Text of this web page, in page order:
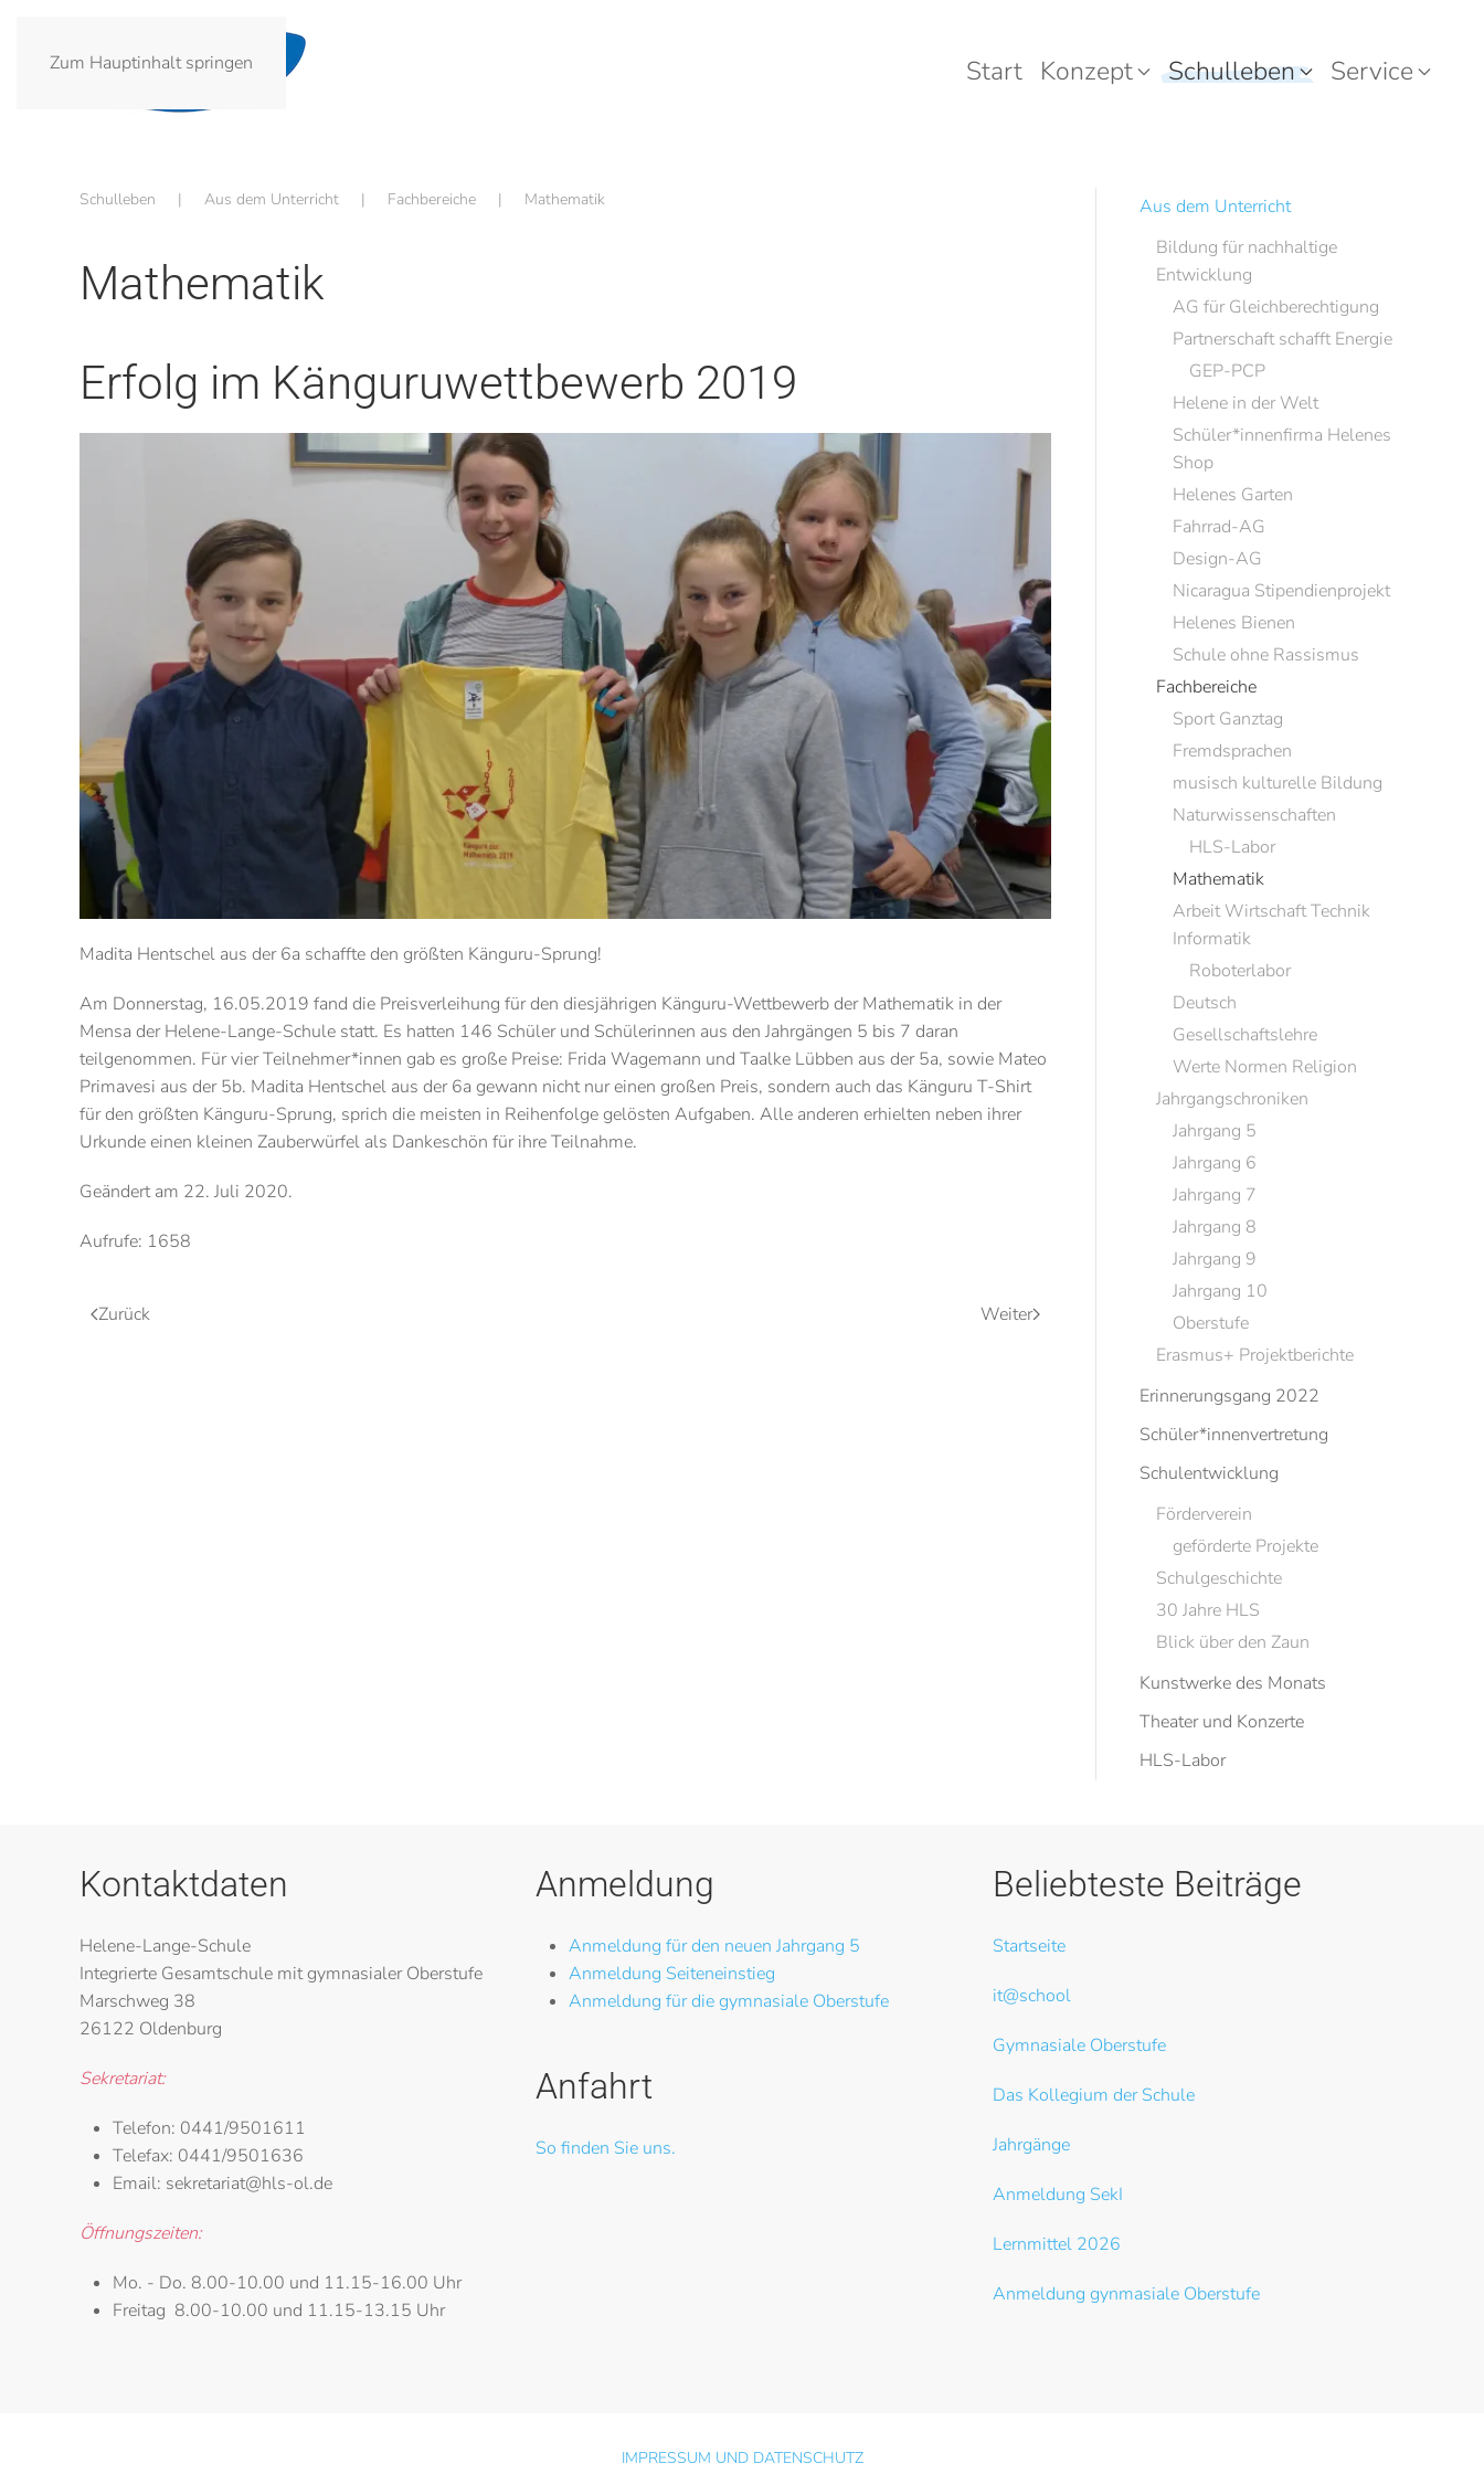
Zum Hauptinhalt springen Start Konzept Schulleben Service
Schulleben Aus dem Unterricht Fachbereiche Mathematik
Mathematik
Erfolg im Känguruwettbewerb 2019
Madita Hentschel aus der 6a schaffte den größten Känguru-Sprung!
Am Donnerstag, 16.05.2019 fand die Preisverleihung für den diesjährigen Känguru-Wettbewerb der Mathematik in der
Mensa der Helene-Lange-Schule statt. Es hatten 146 Schüler und Schülerinnen aus den Jahrgängen 5 bis 7 daran
teilgenommen. Für vier Teilnehmer*innen gab es große Preise: Frida Wagemann und Taalke Lübben aus der 5a, sowie Mateo
Primavesi aus der 5b. Madita Hentschel aus der 6a gewann nicht nur einen großen Preis, sondern auch das Känguru T-Shirt
für den größten Känguru-Sprung, sprich die meisten in Reihenfolge gelösten Aufgaben. Alle anderen erhielten neben ihrer
Urkunde einen kleinen Zauberwürfel als Dankeschön für ihre Teilnahme.
Geändert am 22. Juli 2020.
Aufrufe: 1658
Zurück Weiter
Aus dem Unterricht
Bildung für nachhaltige
Entwicklung
AG für Gleichberechtigung
Partnerschaft schafft Energie
GEP-PCP
Helene in der Welt
Schüler*innenfirma Helenes
Shop
Helenes Garten
Fahrrad-AG
Design-AG
Nicaragua Stipendienprojekt
Helenes Bienen
Schule ohne Rassismus
Fachbereiche
Sport Ganztag
Fremdsprachen
musisch kulturelle Bildung
Naturwissenschaften
HLS-Labor
Mathematik
Arbeit Wirtschaft Technik
Informatik
Roboterlabor
Deutsch
Gesellschaftslehre
Werte Normen Religion
Jahrgangschroniken
Jahrgang 5
Jahrgang 6
Jahrgang 7
Jahrgang 8
Jahrgang 9
Jahrgang 10
Oberstufe
Erasmus+ Projektberichte
Erinnerungsgang 2022
Schüler*innenvertretung
Schulentwicklung
Förderverein
geförderte Projekte
Schulgeschichte
30 Jahre HLS
Blick über den Zaun
Kunstwerke des Monats
Theater und Konzerte
HLS-Labor
Kontaktdaten
Helene-Lange-Schule
Integrierte Gesamtschule mit gymnasialer Oberstufe
Marschweg 38
26122 Oldenburg
Sekretariat:
Telefon: 0441/9501611
Telefax: 0441/9501636
Email: sekretariat@hls-ol.de
Öffnungszeiten:
Mo. - Do. 8.00-10.00 und 11.15-16.00 Uhr
Freitag 8.00-10.00 und 11.15-13.15 Uhr
Anmeldung
Anmeldung für den neuen Jahrgang 5
Anmeldung Seiteneinstieg
Anmeldung für die gymnasiale Oberstufe
Anfahrt
So finden Sie uns.
Beliebteste Beiträge
Startseite
it@school
Gymnasiale Oberstufe
Das Kollegium der Schule
Jahrgänge
Anmeldung SekI
Lernmittel 2026
Anmeldung gynmasiale Oberstufe
IMPRESSUM UND DATENSCHUTZ